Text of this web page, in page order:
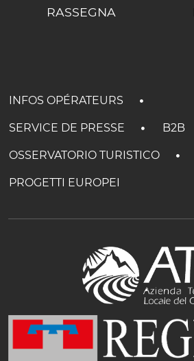
RASSEGNA
INFOS OPÉRATEURS
SERVICE DE PRESSE B2B
OSSERVATORIO TURISTICO
PROGETTI EUROPEI